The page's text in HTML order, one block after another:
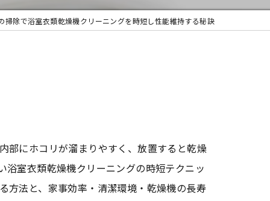
トイレ
掃除で浴室衣類乾燥機クリーニングを時短し性能維持する秘訣
部にホコリが溜まりやすく、放置すると乾燥
室衣類乾燥機クリーニングの時短テクニッ
方法と、家事効率・清潔環境・乾燥機の長寿